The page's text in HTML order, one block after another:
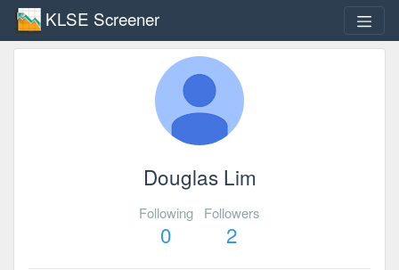
KLSE Screener
Douglas Lim
Following
0
Followers
2